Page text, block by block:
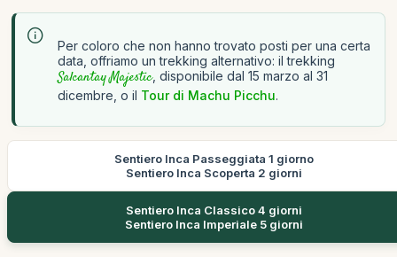
Per coloro che non hanno trovato posti per una certa
data, offriamo un trekking alternativo: il trekking
Salcantay Majestic, disponibile dal 15 marzo al 31
dicembre, o il Tour di Machu Picchu.
Sentiero Inca Passeggiata 1 giorno
Sentiero Inca Scoperta 2 giorni
Sentiero Inca Classico 4 giorni
Sentiero Inca Imperiale 5 giorni